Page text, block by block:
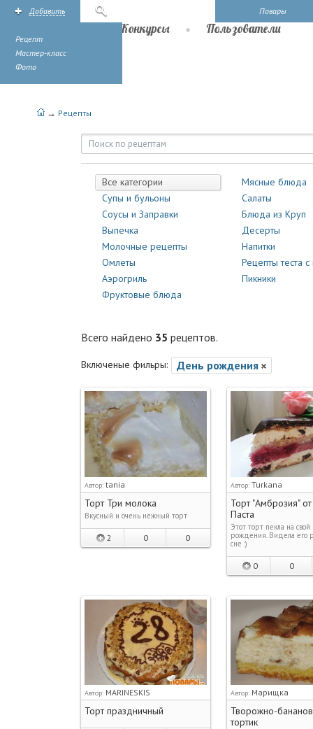
Повары
Добавить
Рецепт
Мастер-класс
Фото
Конкурсы Пользователи
→ Рецепты
Рецепты | Повары.ру
Все категории
Мясные блюда
Супы и бульоны
Салаты
Соусы и Заправки
Блюда из Круп
Выпечка
Десерты
Молочные рецепты
Напитки
Омлеты
Рецепты теста с
Аэрогриль
Пикники
Фруктовые блюда
Всего найдено 35 рецептов.
Включеные фильры: День рождения
Автор: tania
Торт Три молока
Вкусный и очень нежный торт
2 0 0
Автор: Turkana
Торт "Амброзия"
Паста
Этот торт пекла на
рождения. Видела его
сне :)
0 0
Автор: MARINESKIS
Торт праздничный
Автор: Марищка
Творожно-
тортик